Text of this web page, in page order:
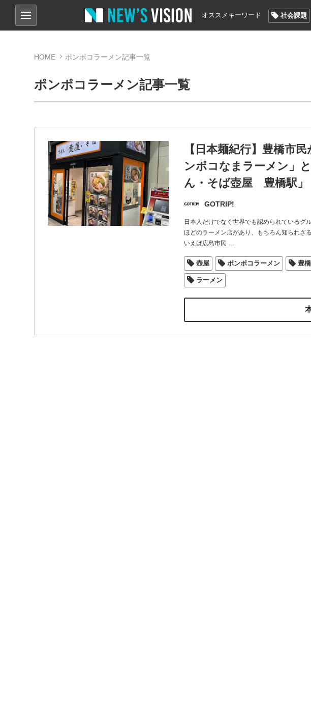
オススメキーワード 社会課題
HOME ポンポコラーメン記事一覧
ポンポコラーメン記事一覧
【日本麺紀行】豊橋市
ンポコなまラーメン」
ん・そば壺屋 豊橋駅」
GOTRIP!
日本人だけでなく世界でも認められているグ
ほどのラーメン店があり、もちろん知られざ
いえば広島市民 …
壺屋 ポンポコラーメン 豊橋
ラーメン